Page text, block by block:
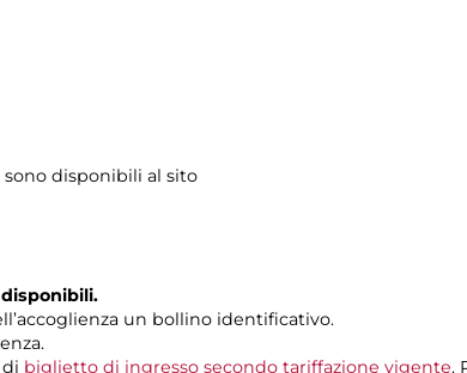
disponibili al sito
un bollino identificativo.
biglietto di ingresso secondo tariffazione vigente.